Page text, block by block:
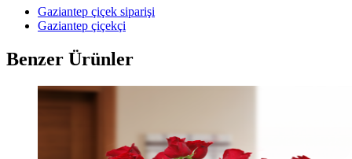
Gaziantep çiçek siparişi
Gaziantep çiçekçi
Benzer Ürünler